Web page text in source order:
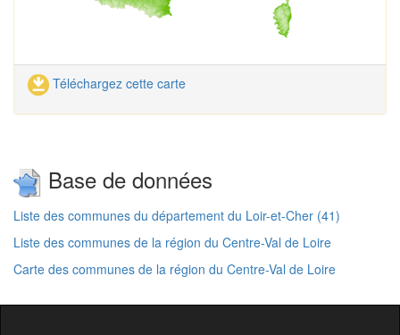
Téléchargez cette carte
Base de données
Liste des communes du département du Loir-et-Cher (41)
Liste des communes de la région du Centre-Val de Loire
Carte des communes de la région du Centre-Val de Loire